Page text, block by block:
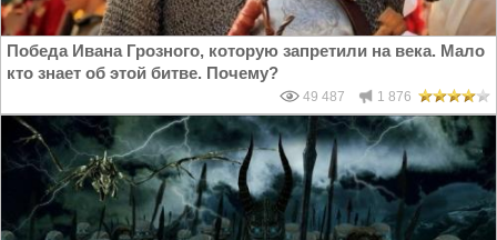
Победа Ивана Грозного, которую запретили на века. Мало
кто знает об этой битве. Почему?
49 487 1 876